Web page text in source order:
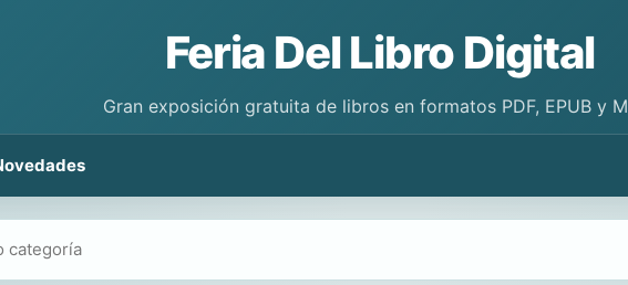
Feria Del Libro Digital
Gran exposición gratuita de libros en formatos PDF, EPUB y